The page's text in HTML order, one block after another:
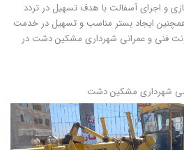
و اجرای آسفالت با هدف تسهیل در تردد
ایجاد بستر مناسب و تسهیل در خدمت
فنی و عمرانی شهرداری مشکین دشت در
شهرداری مشکین دشت